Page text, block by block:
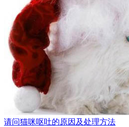
请问猫咪呕吐的原因及处理方法